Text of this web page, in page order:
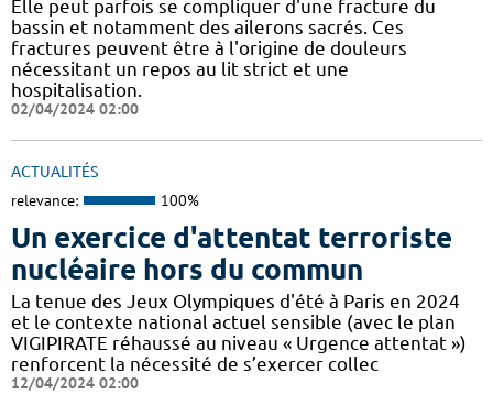
Elle peut parfois se compliquer d'une fracture du
bassin et notamment des ailerons sacrés. Ces
fractures peuvent être à l'origine de douleurs
nécessitant un repos au lit strict et une
hospitalisation.
02/04/2024 02:00
ACTUALITÉS
relevance: 100%
Un exercice d'attentat terroriste
nucléaire hors du commun
La tenue des Jeux Olympiques d'été à Paris en 2024
et le contexte national actuel sensible (avec le plan
VIGIPIRATE réhaussé au niveau « Urgence attentat »)
renforcent la nécessité de s’exercer collec
12/04/2024 02:00